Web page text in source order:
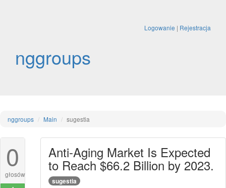
Logowanie | Rejestracja
nggroups
nggroups Main sugestia
0
głosów
Anti-Aging Market Is Expected
to Reach $66.2 Billion by 2023.
sugestia